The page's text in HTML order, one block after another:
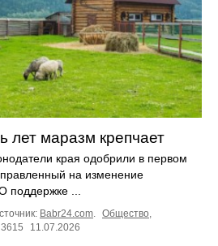
лет маразм крепчает
края одобрили в первом
на изменение
поддержке ...
Babr24.com. Общество,
3615 11.07.2026